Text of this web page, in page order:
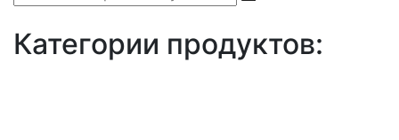
Категории продуктов: